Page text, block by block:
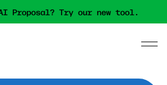
Proposal? Try our new tool.